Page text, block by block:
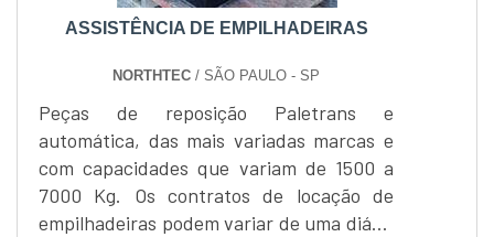
ASSISTÊNCIA DE EMPILHADEIRAS
NORTHTEC / SÃO PAULO - SP
Peças de reposição Paletrans e
automática, das mais variadas marcas e
com capacidades que variam de 1500 a
7000 Kg. Os contratos de locação de
empilhadeiras podem variar de uma diária